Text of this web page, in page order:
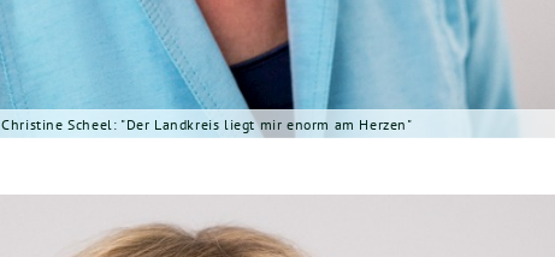
Christine Scheel: "Der Landkreis liegt mir enorm am Herzen"